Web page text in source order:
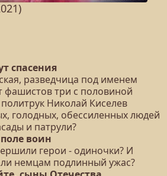
спасения
разведчица под именем
фашистов три с половиной
Николай Киселев
голодных, обессиленных людей
и патрули?
воин
герои - одиночки? И
немцам подлинный ужас?